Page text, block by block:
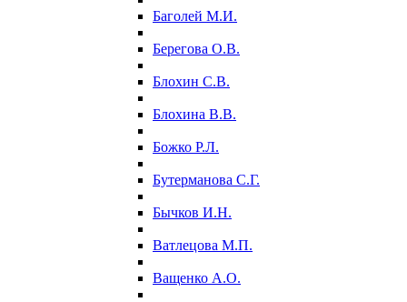
Баголей М.И.
Берегова О.В.
Блохин С.В.
Блохина В.В.
Божко Р.Л.
Бутерманова С.Г.
Бычков И.Н.
Ватлецова М.П.
Ващенко А.О.